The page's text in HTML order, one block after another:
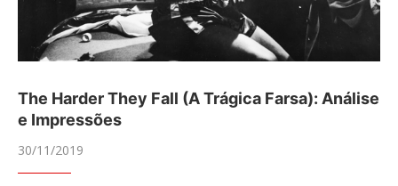
The Harder They Fall (A Trágica Farsa): Análise
e Impressões
30/11/2019